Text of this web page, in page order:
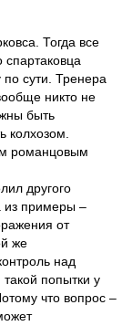
Тогда все
сути. Тренера
никто не
быть
колхозом.
романцовым
другого
из примеры –
от
же
над
попытки у
что вопрос –